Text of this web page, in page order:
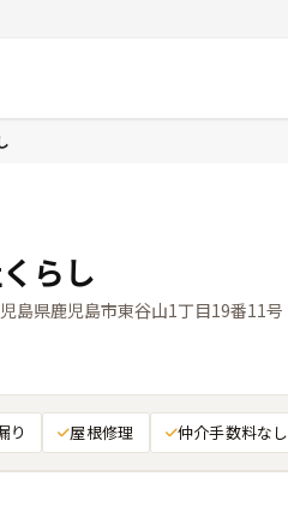
らし
島県鹿児島市東谷山1丁目19番11号
り 屋根修理 仲介手数料なし